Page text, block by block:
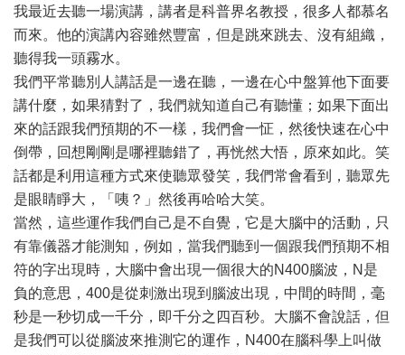
我最近去聽一場演講，講者是科普界名教授，很多人都慕名
而來。他的演講內容雖然豐富，但是跳來跳去、沒有組織，
聽得我一頭霧水。
我們平常聽別人講話是一邊在聽，一邊在心中盤算他下面要
講什麼，如果猜對了，我們就知道自己有聽懂；如果下面出
來的話跟我們預期的不一樣，我們會一怔，然後快速在心中
倒帶，回想剛剛是哪裡聽錯了，再恍然大悟，原來如此。笑
話都是利用這種方式來使聽眾發笑，我們常會看到，聽眾先
是眼睛睜大，「咦？」然後再哈哈大笑。
當然，這些運作我們自己是不自覺，它是大腦中的活動，只
有靠儀器才能測知，例如，當我們聽到一個跟我們預期不相
符的字出現時，大腦中會出現一個很大的N400腦波，N是
負的意思，400是從刺激出現到腦波出現，中間的時間，毫
秒是一秒切成一千分，即千分之四百秒。大腦不會說話，但
是我們可以從腦波來推測它的運作，N400在腦科學上叫做